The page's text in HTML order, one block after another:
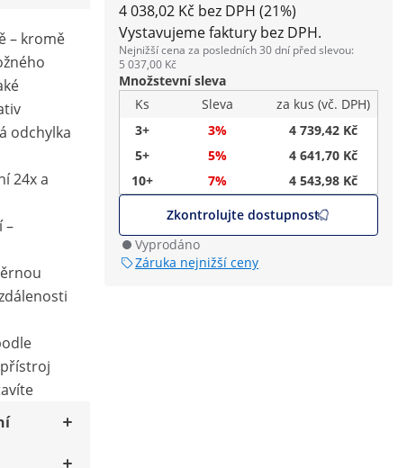
4 038,02 Kč bez DPH (21%)
Vystavujeme faktury bez DPH.
Nejnižší cena za posledních 30 dní před slevou:
5 037,00 Kč
Množstevní sleva
Ks
Sleva
za kus (vč. DPH)
3+
3%
4 739,42 Kč
5+
5%
4 641,70 Kč
10+
7%
4 543,98 Kč
Zkontrolujte dostupnost
Vyprodáno
Záruka nejnižší ceny
– kromě
odchylka
24x a
–